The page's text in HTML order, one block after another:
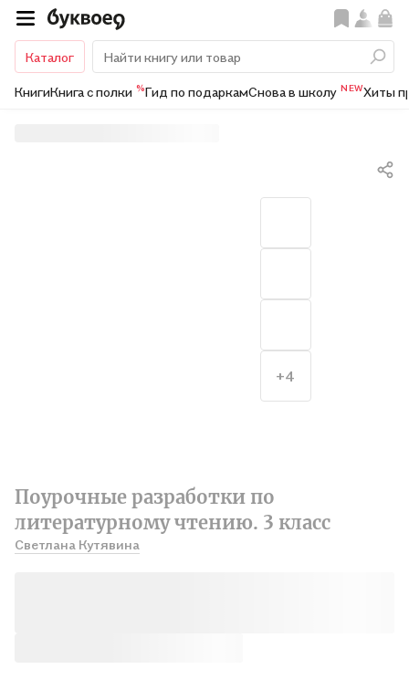
Каталог
КнигиКнига с полки %Гид по подаркамСнова в школу NEWХиты
Поурочные разработки по
литературному чтению. 3 класс
Светлана Кутявина
+4